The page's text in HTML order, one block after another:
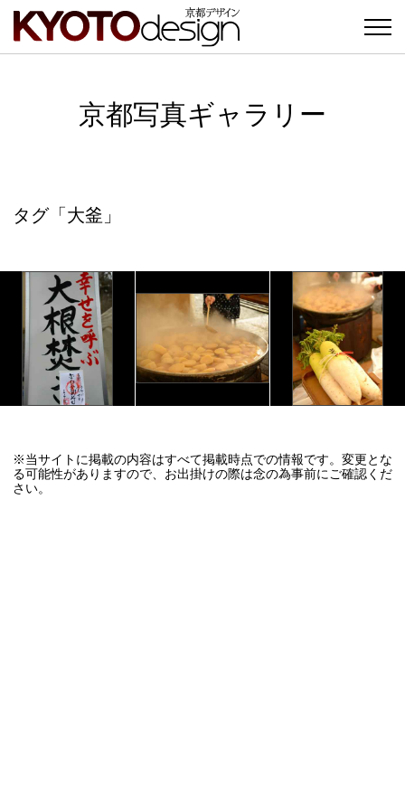
京都写真ギャラリー
タグ「大釜」
※当サイトに掲載の内容はすべて掲載時点での情報です。変更とな
る可能性がありますので、お出掛けの際は念の為事前にご確認くだ
さい。